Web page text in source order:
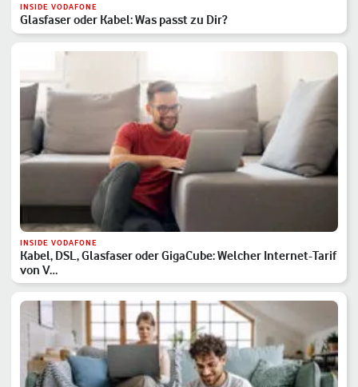
INSIDE VODAFONE
Glasfaser oder Kabel: Was passt zu Dir?
INSIDE VODAFONE
Kabel, DSL, Glasfaser oder GigaCube: Welcher Internet-Tarif
von V…